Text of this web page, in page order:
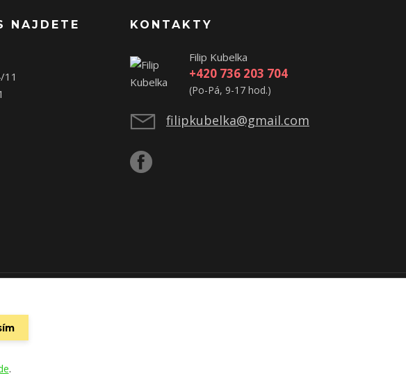
NAJDETE
11
KONTAKTY
Filip Kubelka
+420 736 203 704
(Po-Pá, 9-17 hod.)
filipkubelka@gmail.com
48 hodin.
.